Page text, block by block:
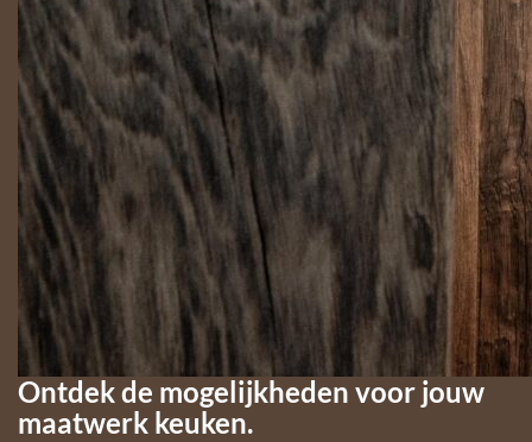
Ontdek de mogelijkheden voor jouw
maatwerk keuken.